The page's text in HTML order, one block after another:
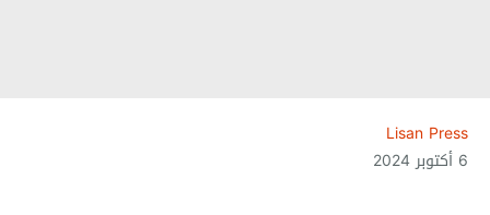
Lisan Press
6 أكتوبر 2024